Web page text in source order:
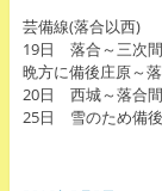
芸備線(落合以西)
19日 落合～三次
晩方に備後庄原～
20日 西城～落合
25日 雪のため備後